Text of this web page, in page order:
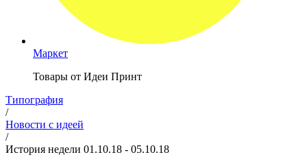
Маркет
Товары от Идеи Принт
Типография
/
Новости с идеей
/
История недели 01.10.18 - 05.10.18